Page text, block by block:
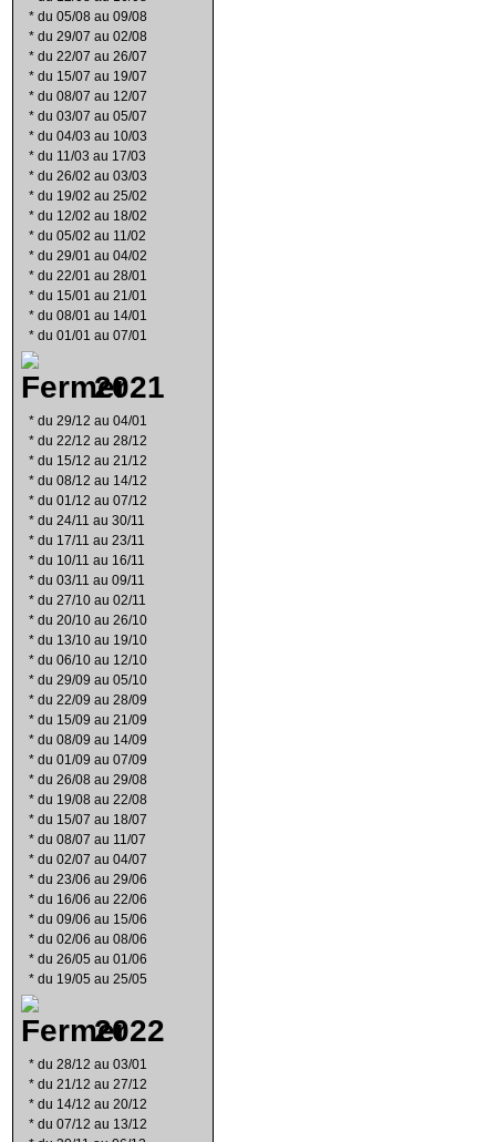
* du 05/08 au 09/08
* du 29/07 au 02/08
* du 22/07 au 26/07
* du 15/07 au 19/07
* du 08/07 au 12/07
* du 03/07 au 05/07
* du 04/03 au 10/03
* du 11/03 au 17/03
* du 26/02 au 03/03
* du 19/02 au 25/02
* du 12/02 au 18/02
* du 05/02 au 11/02
* du 29/01 au 04/02
* du 22/01 au 28/01
* du 15/01 au 21/01
* du 08/01 au 14/01
* du 01/01 au 07/01
2021
* du 29/12 au 04/01
* du 22/12 au 28/12
* du 15/12 au 21/12
* du 08/12 au 14/12
* du 01/12 au 07/12
* du 24/11 au 30/11
* du 17/11 au 23/11
* du 10/11 au 16/11
* du 03/11 au 09/11
* du 27/10 au 02/11
* du 20/10 au 26/10
* du 13/10 au 19/10
* du 06/10 au 12/10
* du 29/09 au 05/10
* du 22/09 au 28/09
* du 15/09 au 21/09
* du 08/09 au 14/09
* du 01/09 au 07/09
* du 26/08 au 29/08
* du 19/08 au 22/08
* du 15/07 au 18/07
* du 08/07 au 11/07
* du 02/07 au 04/07
* du 23/06 au 29/06
* du 16/06 au 22/06
* du 09/06 au 15/06
* du 02/06 au 08/06
* du 26/05 au 01/06
* du 19/05 au 25/05
2022
* du 28/12 au 03/01
* du 21/12 au 27/12
* du 14/12 au 20/12
* du 07/12 au 13/12